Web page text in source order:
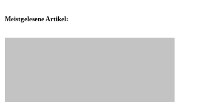
Meistgelesene Artikel: